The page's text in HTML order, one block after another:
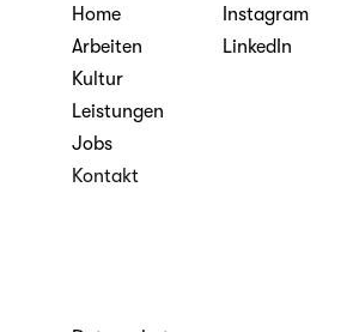
Home
Arbeiten
Kultur
Leistungen
Jobs
Kontakt
Instagram
LinkedIn